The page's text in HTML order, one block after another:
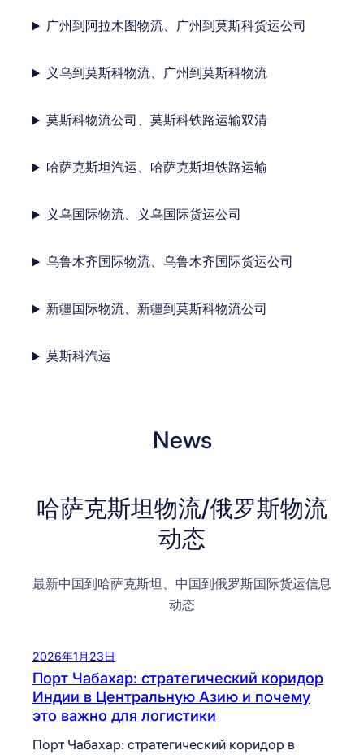
广州到阿拉木图物流、广州到莫斯科货运公司
义乌到莫斯科物流、广州到莫斯科物流
莫斯科物流公司、莫斯科铁路运输双清
哈萨克斯坦汽运、哈萨克斯坦铁路运输
义乌国际物流、义乌国际货运公司
乌鲁木齐国际物流、乌鲁木齐国际货运公司
新疆国际物流、新疆到莫斯科物流公司
莫斯科汽运
News
哈萨克斯坦物流/俄罗斯物流
动态
最新中国到哈萨克斯坦、中国到俄罗斯国际货运信息
动态
2026年1月23日
Порт Чабахар: стратегический коридор
Индии в Центральную Азию и почему
это важно для логистики
Порт Чабахар: стратегический коридор в